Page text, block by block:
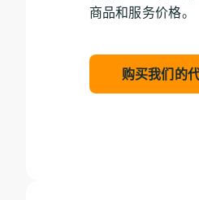
商品和服务价格。
购买我们的